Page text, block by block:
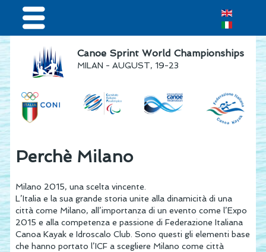
Home
Results & Live Streaming
Visitors
Canoe Sprint World Championships
MILAN - AUGUST, 19-23
Perchè Milano
Milano 2015, una scelta vincente.
L’Italia e la sua grande storia unite alla dinamicità di una
città come Milano, all’importanza di un evento come l’Expo
2015 e alla competenza e passione di Federazione Italiana
Canoa Kayak e Idroscalo Club. Sono questi gli elementi base
che hanno portato l’ICF a scegliere Milano come città